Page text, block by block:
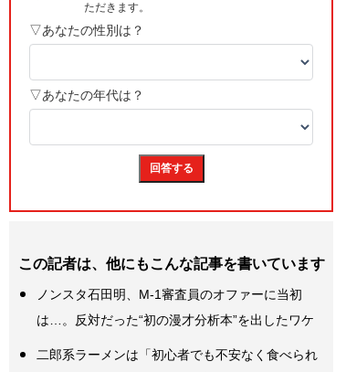
この記者は、他にもこんな記事を書いています
ノンスタ石田明、M-1審査員のオファーに当初
は…。反対だった“初の漫才分析本”を出したワケ
二郎系ラーメンは「初心者でも不安なく食べられ